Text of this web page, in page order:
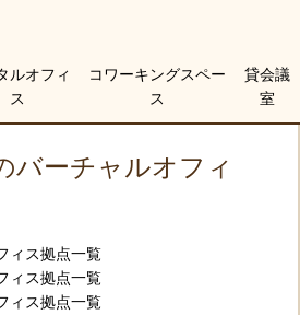
ルオフィ
ス
コワーキングスペー
ス
貸会議
室
バーチャルオフィ
ィス拠点一覧
ィス拠点一覧
ィス拠点一覧